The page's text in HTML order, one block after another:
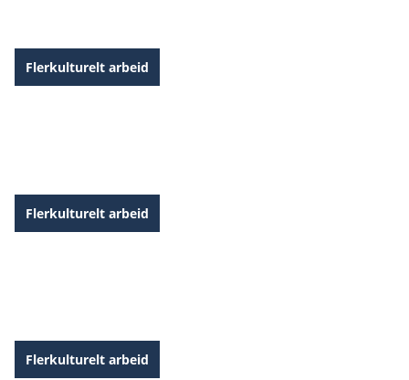
Flerkulturelt arbeid
Flerkulturelt arbeid
Flerkulturelt arbeid